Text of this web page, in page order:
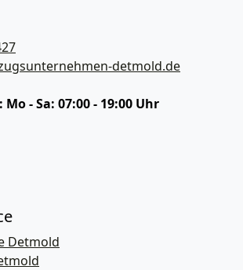
detmold.de
Mo - Sa: 07:00 - 19:00 Uhr
Detmold